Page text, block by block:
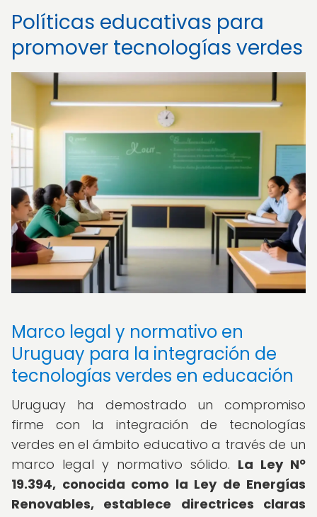
Políticas educativas para
promover tecnologías verdes
Marco legal y normativo en
Uruguay para la integración de
tecnologías verdes en educación
Uruguay ha demostrado un compromiso
firme con la integración de tecnologías
verdes en el ámbito educativo a través de un
marco legal y normativo sólido. La Ley Nº
19.394, conocida como la Ley de Energías
Renovables, establece directrices claras